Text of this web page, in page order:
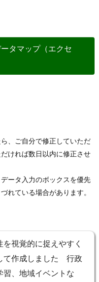
タマップ（エクセ
、ご自分で修正していただ
ければ数日以内に修正させ
ータ入力のボックスを優先
れている場合があります。
視覚的に捉えやすく
て作成しました 行政
習、地域イベントな